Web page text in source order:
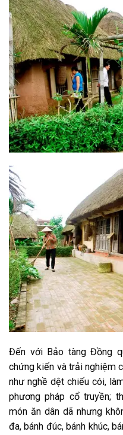
Đến với Bảo tàng Đồng
chứng kiến và trải nghiệm
như nghề dệt chiếu cói,
phương pháp cổ truyền;
món ăn dân dã nhưng
đa, bánh đúc, bánh khúc,